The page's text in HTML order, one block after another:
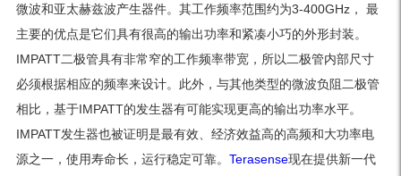
微波和亚太赫兹波产生器件。其工作频率范围约为3-400GHz， 最
主要的优点是它们具有很高的输出功率和紧凑小巧的外形封装。
IMPATT二极管具有非常窄的工作频率带宽，所以二极管内部尺寸
必须根据相应的频率来设计。此外，与其他类型的微波负阻二极管
相比，基于IMPATT的发生器有可能实现更高的输出功率水平。
IMPATT发生器也被证明是最有效、经济效益高的高频和大功率电
源之一，使用寿命长，运行稳定可靠。 Terasense现在提供新一代